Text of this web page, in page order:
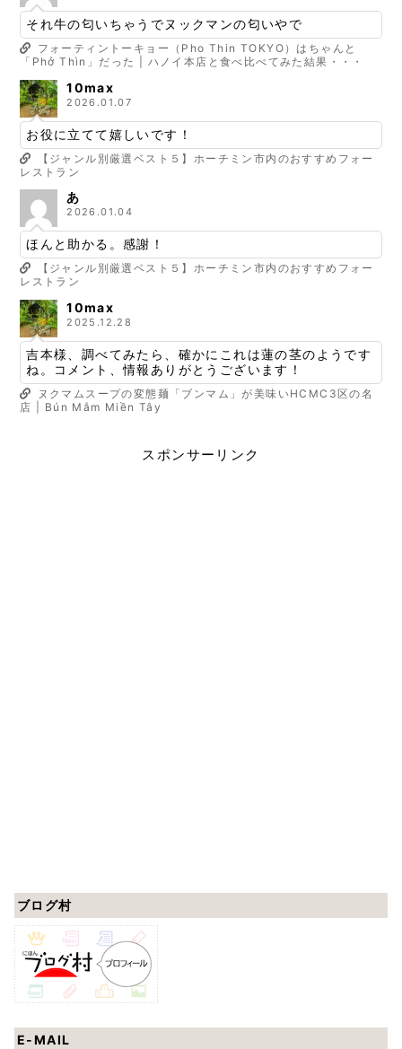
それ牛の匂いちゃうでヌックマンの匂いやで
フォーティントーキョー（Pho Thin TOKYO）はちゃんと
「Phở Thìn」だった | ハノイ本店と食べ比べてみた結果・・・
10max
2026.01.07
お役に立てて嬉しいです！
【ジャンル別厳選ベスト５】ホーチミン市内のおすすめフォー
レストラン
あ
2026.01.04
ほんと助かる。感謝！
【ジャンル別厳選ベスト５】ホーチミン市内のおすすめフォー
レストラン
10max
2025.12.28
吉本様、調べてみたら、確かにこれは蓮の茎のようです
ね。コメント、情報ありがとうございます！
ヌクマムスープの変態麺「ブンマム」が美味いHCMC3区の名
店 | Bún Mắm Miền Tây
スポンサーリンク
ブログ村
E-MAIL